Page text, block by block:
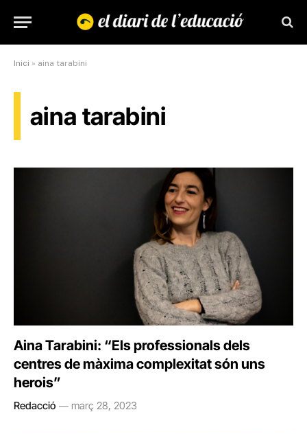
Inici » aina tarabini
aina tarabini
Aina Tarabini: “Els professionals dels
centres de màxima complexitat són uns
herois”
Redacció març 28, 2023